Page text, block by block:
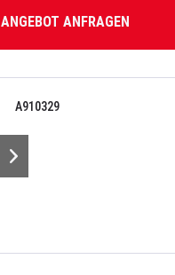
ANGEBOT ANFRAGEN
A910329